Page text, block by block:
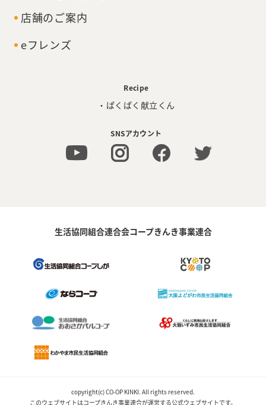
店舗のご案内
eフレンズ
Recipe
・ぱくぱく献立くん
SNSアカウント
生活協同組合連合会コープきんき事業連合
copyright(c) CO-OP KINKI. All rights reserved.
このウェブサイトはコープきんき事業連合が運営する公式ウェブサイトです。